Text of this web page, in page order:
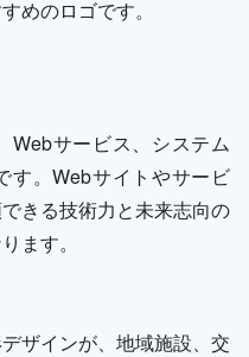
めのロゴです。
Webサービス、システム
す。Webサイトやサービ
きる技術力と未来志向の
ます。
ザインが、地域施設、交